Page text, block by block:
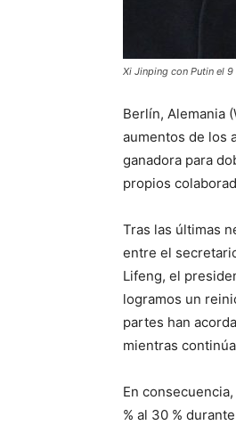
Xi Jinping con Putin el
Berlín, Alemania
aumentos de los
ganadora para
propios
Tras las últimas
entre el
Lifeng, el
logramos un
partes han
mientras
En
% al 30 %